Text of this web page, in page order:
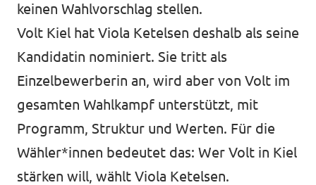
keinen Wahlvorschlag stellen.
Volt Kiel hat Viola Ketelsen deshalb als seine
Kandidatin nominiert. Sie tritt als
Einzelbewerberin an, wird aber von Volt im
gesamten Wahlkampf unterstützt, mit
Programm, Struktur und Werten. Für die
Wähler*innen bedeutet das: Wer Volt in Kiel
stärken will, wählt Viola Ketelsen.